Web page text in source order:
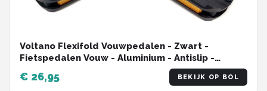
Voltano Flexifold Vouwpedalen - Zwart -
Fietspedalen Vouw - Aluminium - Antislip -
€ 26,95 BEKIJK OP BOL